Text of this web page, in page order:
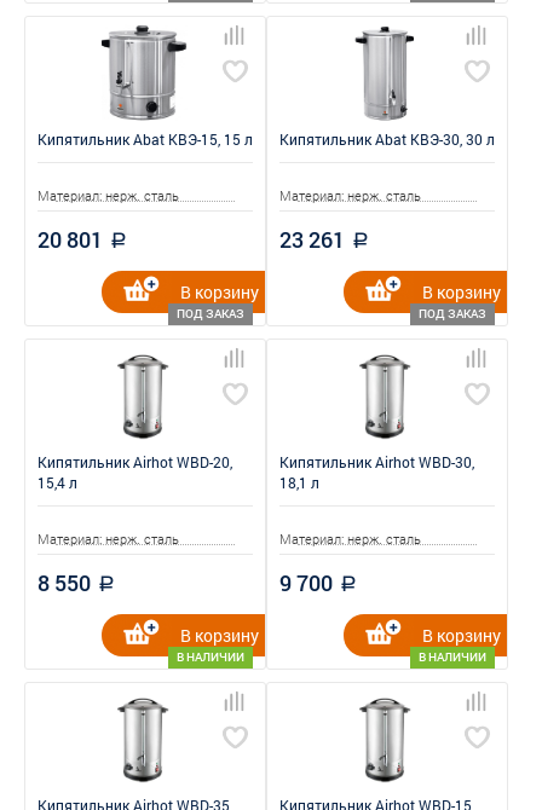
Кипятильник Abat КВЭ-15, 15 л
Материал: нерж. сталь
20 801 a
ПОД ЗАКАЗ
В корзину
Кипятильник Abat КВЭ-30, 30 л
Материал: нерж. сталь
23 261 a
ПОД ЗАКАЗ
В корзину
Кипятильник Airhot WBD-20,
15,4 л
Материал: нерж. сталь
8 550 a
В НАЛИЧИИ
В корзину
Кипятильник Airhot WBD-30,
18,1 л
Материал: нерж. сталь
9 700 a
В НАЛИЧИИ
В корзину
Кипятильник Airhot WBD-35, Кипятильник Airhot WBD-15,